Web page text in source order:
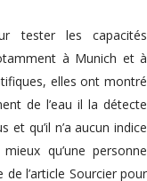
tester les capacités
à Munich et à
elles ont montré
de l’eau il la détecte
et qu’il n’a aucun indice
qu’une personne
l’article Sourcier pour